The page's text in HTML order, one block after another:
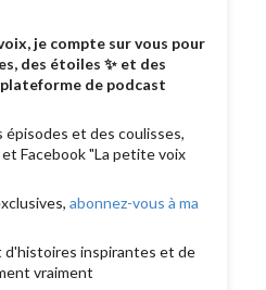
je compte sur vous pour
des étoiles ✨ et des
de podcast
épisodes et des coulisses,
Facebook "La petite voix
abonnez-vous à ma
d'histoires inspirantes et de
vraiment